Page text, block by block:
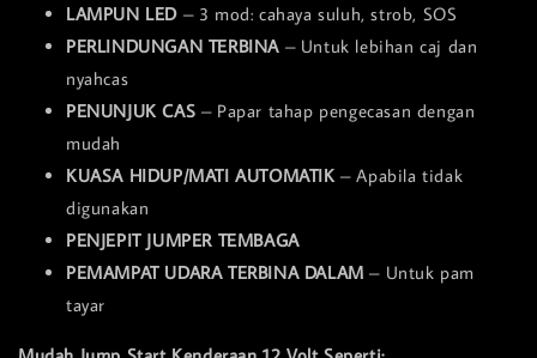
LAMPUN LED – 3 mod: cahaya suluh, strob, SOS
PERLINDUNGAN TERBINA – Untuk lebihan caj dan
nyahcas
PENUNJUK CAS – Papar tahap pengecasan dengan
mudah
KUASA HIDUP/MATI AUTOMATIK – Apabila tidak
digunakan
PENJEPIT JUMPER TEMBAGA
PEMAMPAT UDARA TERBINA DALAM – Untuk pam
tayar